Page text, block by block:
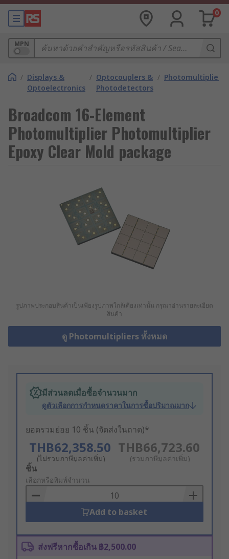
0
MPN
/ Displays &
Optoelectronics
/ Optocouplers &
Photodetectors
/ Photomultipliers
Broadcom 16-Element
Photomultiplier Photomultiplier
Epoxy Clear Mold package
รูปภาพประกอบสินค้าเป็นเพียงรูปภาพใกล้เคียงเท่านั้น กรุณาอ่านรายละเอียด
สินค้า
ดู Photomultipliers ทั้งหมด
มีส่วนลดเมื่อซื้อจำนวนมาก
ดูตัวเลือกการกำหนดราคาในการซื้อปริมาณมาก
ยอดรวมย่อย 10 ชิ้น (จัดส่งในถาด)*
THB62,358.50
(ไม่รวมภาษีมูลค่าเพิ่ม)
THB66,723.60
(รวมภาษีมูลค่าเพิ่ม)
Add
to
Basket
ชิ้น
เลือกหรือพิมพ์จำนวน
Add to basket
ส่งฟรีหากซื้อเกิน ฿2,500.00